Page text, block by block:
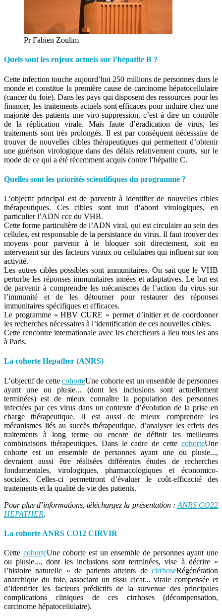
Pr Fabien Zoulim
Quels sont les enjeux actuels sur l’hépatite B ?
Cette infection touche aujourd’hui 250 millions de personnes dans le
monde et constitue la première cause de carcinome hépatocellulaire
(cancer du foie). Dans les pays qui disposent des ressources pour les
financer, les traitements actuels sont efficaces pour induire chez une
majorité des patients une viro-suppression, c’est à dire un contrôle
de la réplication virale. Mais faute d’éradication de virus, les
traitements sont très prolongés. Il est par conséquent nécessaire de
trouver de nouvelles cibles thérapeutiques qui permettent d’obtenir
une guérison virologique dans des délais relativement courts, sur le
mode de ce qui a été récemment acquis contre l’hépatite C.
Quelles sont les priorités scientifiques du programme ?
L’objectif principal est de parvenir à identifier de nouvelles cibles
thérapeutiques. Ces cibles sont tout d’abord virologiques, en
particulier l’ADN ccc du VHB.
Cette forme particulière de l’ADN viral, qui est circulaire au sein des
cellules, est responsable de la persistance du virus. Il faut trouver des
moyens pour parvenir à le bloquer soit directement, soit en
intervenant sur des facteurs viraux ou cellulaires qui influent sur son
activité.
Les autres cibles possibles sont immunitaires. On sait que le VHB
perturbe les réponses immunitaires innées et adaptatives. Le but est
de parvenir à comprendre les mécanismes de l’action du virus sur
l’immunité et de les détourner pour restaurer des réponses
immunitaires spécifiques et efficaces.
Le programme « HBV CURE » permet d’initier et de coordonner
les recherches nécessaires à l’identification de ces nouvelles cibles.
Cette rencontre internationale avec les chercheurs a lieu tous les ans
à Paris.
La cohorte Hepather (ANRS)
L’objectif de cette cohorteUne cohorte est un ensemble de personnes
ayant une ou plusie... (dont les inclusions sont actuellement
terminées) est de mieux connaître la population des personnes
infectées par ces virus dans un contexte d’évolution de la prise en
charge thérapeutique. Il est aussi de mieux comprendre les
mécanismes liés au succès thérapeutique, d’analyser les effets des
traitements à long terme ou encore de définir les meilleures
combinaisons thérapeutiques. Dans le cadre de cette cohorteUne
cohorte est un ensemble de personnes ayant une ou plusie...,
devraient aussi être réalisées différentes études de recherches
fondamentales, virologiques, pharmacologiques et économico-
sociales. Celles-ci permettront d’évaluer le coût-efficacité des
traitements et la qualité de vie des patients.
Pour plus d’informations, téléchargez la présentation : ANRS CO22
HEPATHER.
La cohorte ANRS CO12 CIRVIR
Cette cohorteUne cohorte est un ensemble de personnes ayant une
ou plusie..., dont les inclusions sont terminées, vise à décrire «
l’histoire naturelle » de patients atteints de cirrhoseRégénération
anarchique du foie, associant un tissu cicat... virale compensée et
d’identifier les facteurs prédictifs de la survenue des principales
complications cliniques de ces cirrhoses (décompensation,
carcinome hépatocellulaire).